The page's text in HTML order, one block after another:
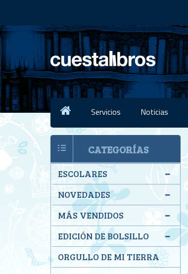
Servicios Noticias
CATEGORÍAS
ESCOLARES
NOVEDADES
MÁS VENDIDOS
EDICIÓN DE BOLSILLO
ORGULLO DE MI TIERRA